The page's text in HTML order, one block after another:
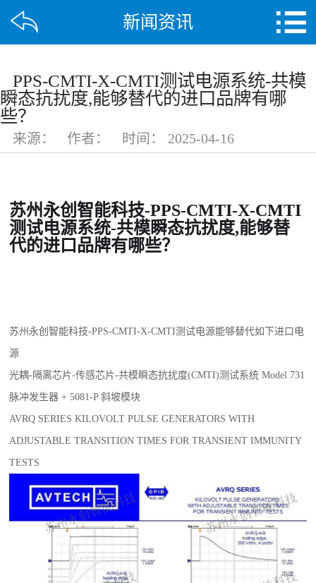
新闻资讯
PPS-CMTI-X-CMTI测试电源系统-共模
瞬态抗扰度,能够替代的进口品牌有哪
些？
来源： 作者： 时间： 2025-04-16
苏州永创智能科技-PPS-CMTI-X-CMTI
测试电源系统-共模瞬态抗扰度,能够替
代的进口品牌有哪些？
苏州永创智能科技-PPS-CMTI-X-CMTI测试电源能够替代如下进口电
源
光耦-隔离芯片-传感芯片-共模瞬态抗扰度(CMTI)测试系统 Model 731
脉冲发生器 + 5081-P 斜坡模块
AVRQ SERIES KILOVOLT PULSE GENERATORS WITH
ADJUSTABLE TRANSITION TIMES FOR TRANSIENT IMMUNITY
TESTS